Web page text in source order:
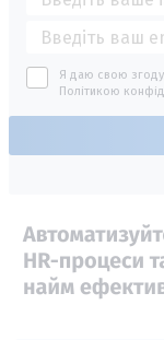
Я даю свою згоду
Політикою